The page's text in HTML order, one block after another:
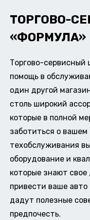
ТОРГОВО-
«ФОРМУЛА»
Торгово-
помощь в
один другой
столь широкий
которые в полной
заботиться о
техобслуживания
оборудование и
которые знают свое
привести ваше авто
дадут полезные
предпочесть.